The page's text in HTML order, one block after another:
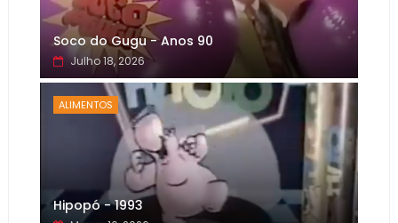
Soco do Gugu - Anos 90
Julho 18, 2026
ALIMENTOS
Hipopó - 1993